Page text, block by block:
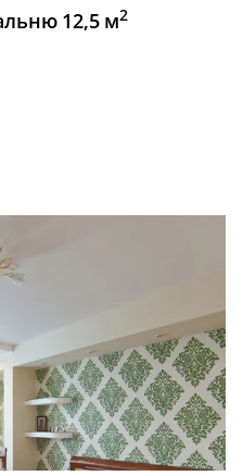
12,5 м2